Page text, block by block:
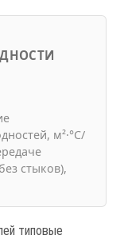
м²·°C/
стыков),
типовые